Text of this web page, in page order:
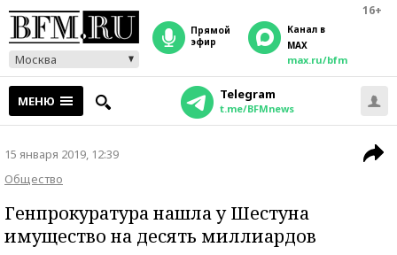
16+
Москва
прямой
эфир
Канал в
MAX
max.ru/bfm
МЕНЮ Telegram
t.me/BFMnews
15 января 2019, 12:39
Общество
Генпрокуратура нашла у Шестуна
имущество на десять миллиардов